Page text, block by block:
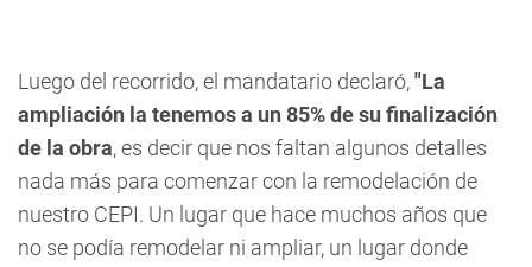
Luego del recorrido, el mandatario declaró,"La
ampliación la tenemos a un 85% de su finalización
de la obra, es decir que nos faltan algunos detalles
nada más para comenzar con la remodelación de
nuestro CEPI. Un lugar que hace muchos años que
no se podía remodelar ni ampliar, un lugar donde